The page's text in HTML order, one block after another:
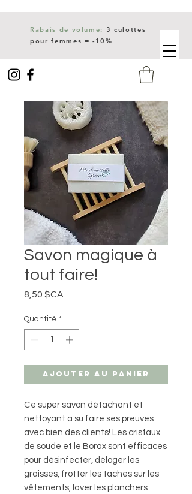
Livraison gratuite dès 150$
Rabais de volume: 3 culottes
pour femmes = -10%
Savon magique à
tout faire!
8,50 $CA
Quantité *
Ajouter au panier
Ce super savon détachant et
nettoyant a su faire ses preuves
avec bien des clients! Les cristaux
de soude et le Borax sont efficaces
pour désinfecter, déloger les
graisses, frotter les taches sur les
vêtements, laver les planchers